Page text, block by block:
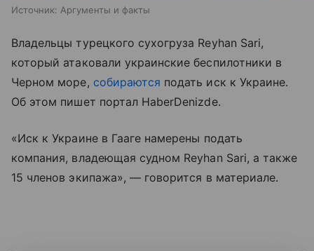
Источник: Аргументы и факты
Владельцы турецкого сухогруза Reyhan Sari,
который атаковали украинские беспилотники в
Черном море, собираются подать иск к Украине.
Об этом пишет портал HaberDenizde.
«Иск к Украине в Гааге намерены подать
компания, владеющая судном Reyhan Sari, а также
15 членов экипажа», — говорится в материале.